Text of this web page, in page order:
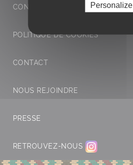
CONFIDENTIALITÉ
POLITIQUE DE COOKIES
CONTACT
NOUS REJOINDRE
PRESSE
RETROUVEZ-NOUS
Personalize